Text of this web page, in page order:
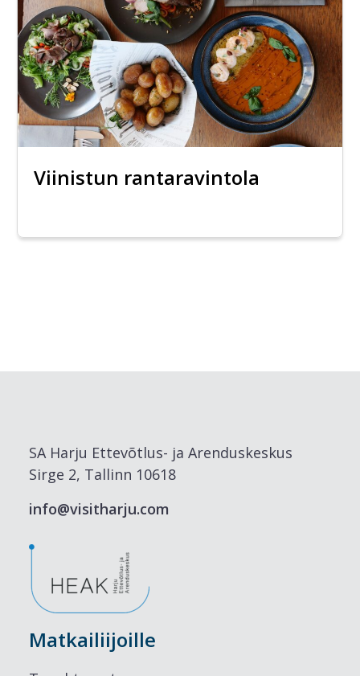
Viinistun rantaravintola
SA Harju Ettevõtlus- ja Arenduskeskus
Sirge 2, Tallinn 10618
info@visitharju.com
Matkailiijoille